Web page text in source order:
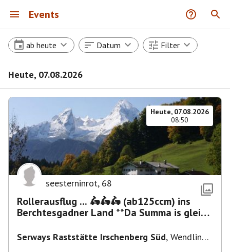
Events
ab heute Datum Filter
Heute, 07.08.2026
Heute, 07.08.2026
08:50
seesterninrot, 68
Rollerausflug ... 🛵🛵🛵 (ab125ccm) ins
Berchtesgadner Land **Da Summa is glei
Serways Raststätte Irschenberg Süd, Wendling